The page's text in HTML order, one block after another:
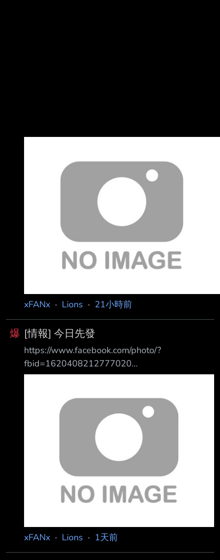
xFANx · Lions · 21小時前
爆 [情報] 今日先發
https://www.facebook.com/photo/?
fbid=1620408212777020
https://i.meee.com.tw/RngFbKU.jpg 8/5(三)
統一7-ELEVEN獅 vs. 味全龍 對蔣打擊率 上壘率
1 邱智呈 CF (L) 0.000 (0-2) 0.333 1BB 2K 2 張
皓崴 RF (L) 沒對戰過 3 陳傑憲 LF (L) 0.000 (0-
2) 0.000 4 陳鏞基 1B (R) 沒
xFANx · Lions · 1天前